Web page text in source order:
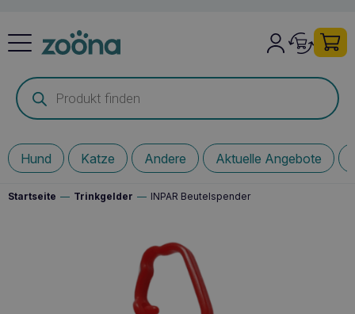
Products
search
Hund Katze Andere Aktuelle Angebote
Startseite — Trinkgelder — INPAR Beutelspender